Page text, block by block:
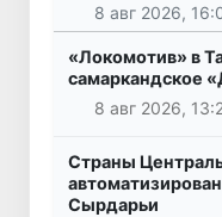
8 авг 2026,
«Локомотив» в
самаркандское
8 авг 2026,
Страны
Сырдарьи